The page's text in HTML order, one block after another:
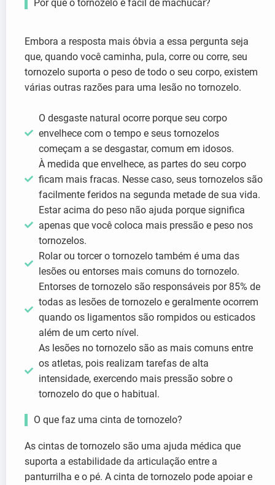
Por que o tornozelo é fácil de machucar?
Embora a resposta mais óbvia a essa pergunta seja
que, quando você caminha, pula, corre ou corre, seu
tornozelo suporta o peso de todo o seu corpo, existem
várias outras razões para uma lesão no tornozelo.
O desgaste natural ocorre porque seu corpo
envelhece com o tempo e seus tornozelos
começam a se desgastar, comum em idosos.
À medida que envelhece, as partes do seu corpo
ficam mais fracas. Nesse caso, seus tornozelos são
facilmente feridos na segunda metade de sua vida.
Estar acima do peso não ajuda porque significa
apenas que você coloca mais pressão e peso nos
tornozelos.
Rolar ou torcer o tornozelo também é uma das
lesões ou entorses mais comuns do tornozelo.
Entorses de tornozelo são responsáveis por 85% de
todas as lesões de tornozelo e geralmente ocorrem
quando os ligamentos são rompidos ou esticados
além de um certo nível.
As lesões no tornozelo são as mais comuns entre
os atletas, pois realizam tarefas de alta
intensidade, exercendo mais pressão sobre o
tornozelo do que o habitual.
O que faz uma cinta de tornozelo?
As cintas de tornozelo são uma ajuda médica que
suporta a estabilidade da articulação entre a
panturrilha e o pé. A cinta de tornozelo pode apoiar e